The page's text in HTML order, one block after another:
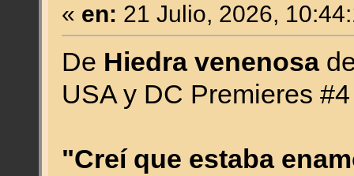
« en: 21 Julio, 2026,
De Hiedra venenosa
USA y DC Premieres
"Creí que estaba